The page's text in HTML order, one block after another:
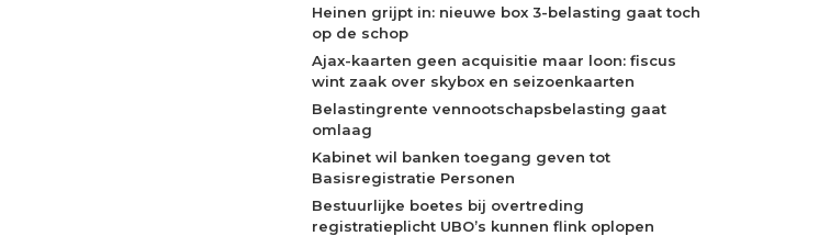
Heinen grijpt in: nieuwe box 3-belasting gaat toch
op de schop
Ajax-kaarten geen acquisitie maar loon: fiscus
wint zaak over skybox en seizoenkaarten
Belastingrente vennootschapsbelasting gaat
omlaag
Kabinet wil banken toegang geven tot
Basisregistratie Personen
Bestuurlijke boetes bij overtreding
registratieplicht UBO’s kunnen flink oplopen